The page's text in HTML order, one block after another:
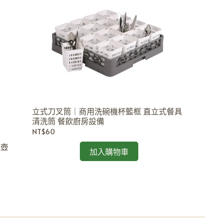
立式刀叉筒｜商用洗碗機杯籃框 直立式餐具
清洗筒 餐飲廚房設備
NT$60
加入購物車